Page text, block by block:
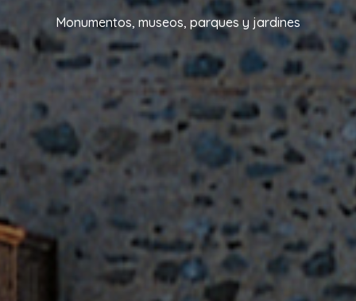
Monumentos, museos, parques y jardines